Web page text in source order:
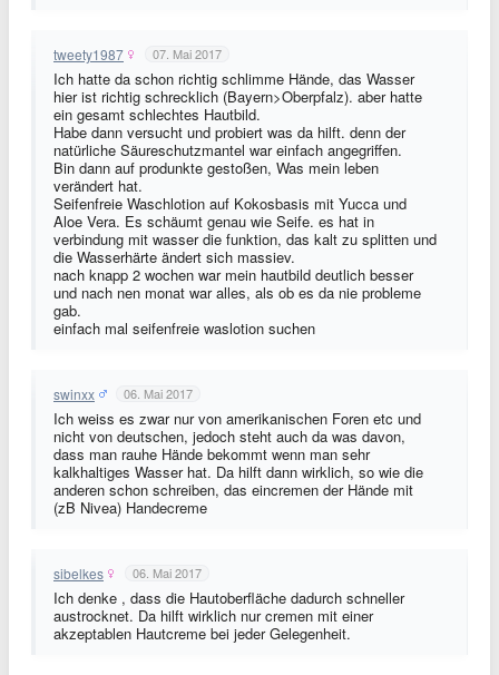
tweety1987 07. Mai 2017
Ich hatte da schon richtig schlimme Hände, das Wasser
hier ist richtig schrecklich (Bayern>Oberpfalz). aber hatte
ein gesamt schlechtes Hautbild.
Habe dann versucht und probiert was da hilft. denn der
natürliche Säureschutzmantel war einfach angegriffen.
Bin dann auf produnkte gestoßen, Was mein leben
verändert hat.
Seifenfreie Waschlotion auf Kokosbasis mit Yucca und
Aloe Vera. Es schäumt genau wie Seife. es hat in
verbindung mit wasser die funktion, das kalt zu splitten und
die Wasserhärte ändert sich massiev.
nach knapp 2 wochen war mein hautbild deutlich besser
und nach nen monat war alles, als ob es da nie probleme
gab.
einfach mal seifenfreie waslotion suchen
swinxx 06. Mai 2017
Ich weiss es zwar nur von amerikanischen Foren etc und
nicht von deutschen, jedoch steht auch da was davon,
dass man rauhe Hände bekommt wenn man sehr
kalkhaltiges Wasser hat. Da hilft dann wirklich, so wie die
anderen schon schreiben, das eincremen der Hände mit
(zB Nivea) Handecreme
sibelkes 06. Mai 2017
Ich denke , dass die Hautoberfläche dadurch schneller
austrocknet. Da hilft wirklich nur cremen mit einer
akzeptablen Hautcreme bei jeder Gelegenheit.